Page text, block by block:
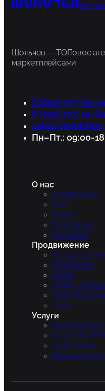
На
Шольчев — ТОПовое
маркетплейсами
8 (800) 777-61-74
8 (495) 473-19-84
Пн–Пт.: 09:00-
О нас
О компании
Блог
Кейсы
Глоссарий
Контакты
Продвижение
На
WildBerries
OZON
Сбер
Авито
Услуги
Аудит
Аудит Озон
Внешний